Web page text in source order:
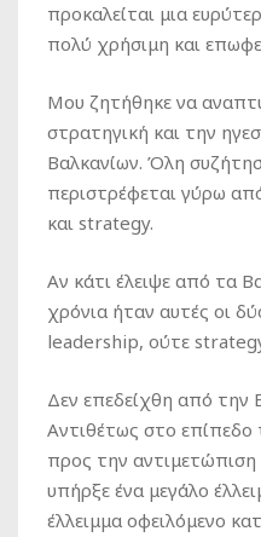
προκαλείται μια
πολύ χρήσιμη και
Μου ζητήθηκε να
στρατηγική και την
Βαλκανίων. Όλη
περιστρέφεται γύρω
και strategy.
Αν κάτι έλειψε από τα
χρόνια ήταν αυτές οι
leadership, ούτε
Δεν επεδείχθη από την
Αντιθέτως στο
προς την
υπήρξε ένα μεγάλο
έλλειμμα οφειλόμενο